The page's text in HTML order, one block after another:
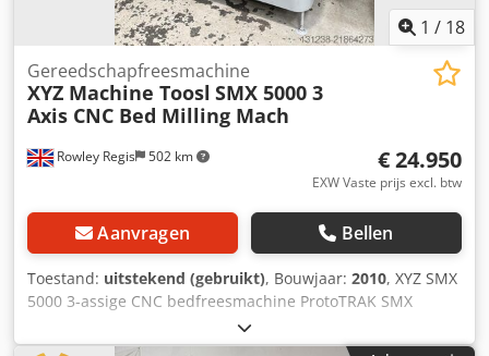
1 / 18
Rowley Regis 502 km
Gereedschapfreesmachine
XYZ Machine Toosl SMX 5000 3
Axis CNC Bed Milling Mach
€ 24.950
EXW Vaste prijs excl. btw
Aanvragen Bellen
Toestand: uitstekend (gebruikt), Bouwjaar: 2010, XYZ SMX
5000 3-assige CNC bedfreesmachine ProtoTRAK SMX
besturing Spil: 7,5 pk – programmeerbaar 70–5000 tpm
ISO40 Quill diameter: 105 mm Bouwjaar: 2008 Tafel: 1930 x